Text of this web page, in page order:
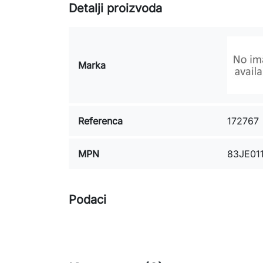
Detalji proizvoda
Marka
Referenca 172767
MPN
Podaci